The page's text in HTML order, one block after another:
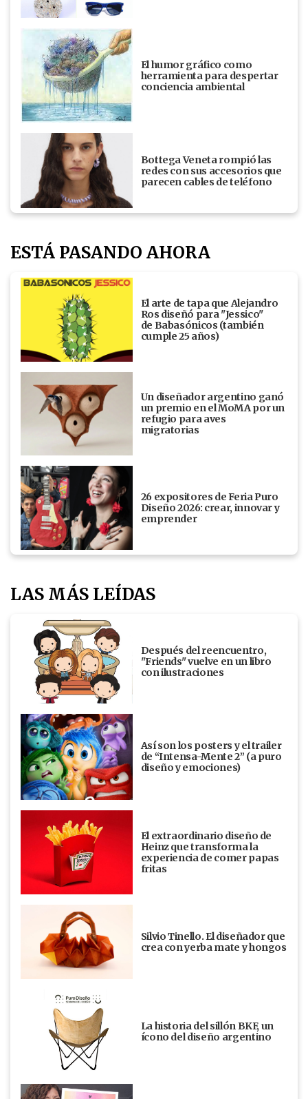
El humor gráfico como
herramienta para despertar
conciencia ambiental
Bottega Veneta rompió las
redes con sus accesorios que
parecen cables de teléfono
ESTÁ PASANDO AHORA
El arte de tapa que Alejandro
Ros diseñó para "Jessico"
de Babasónicos (también
cumple 25 años)
Un diseñador argentino ganó
un premio en el MoMA por un
refugio para aves
migratorias
26 expositores de Feria Puro
Diseño 2026: crear, innovar y
emprender
LAS MÁS LEÍDAS
Después del reencuentro,
"Friends" vuelve en un libro
con ilustraciones
Así son los posters y el trailer
de “Intensa-Mente 2” (a puro
diseño y emociones)
El extraordinario diseño de
Heinz que transforma la
experiencia de comer papas
fritas
Silvio Tinello. El diseñador que
crea con yerba mate y hongos
La historia del sillón BKF, un
ícono del diseño argentino